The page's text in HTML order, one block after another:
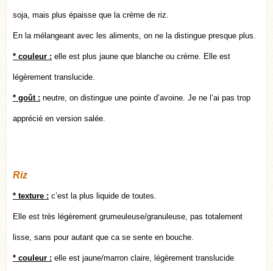
soja, mais plus épaisse que la crème de riz.
En la mélangeant avec les aliments, on ne la distingue presque plus.
* couleur : elle est plus jaune que blanche ou crème. Elle est
légèrement translucide.
* goût : neutre, on distingue une pointe d’avoine. Je ne l’ai pas trop
apprécié en version salée.
Riz
* texture : c’est la plus liquide de toutes.
Elle est très légèrement grumeuleuse/granuleuse, pas totalement
lisse, sans pour autant que ca se sente en bouche.
* couleur : elle est jaune/marron claire, légèrement translucide